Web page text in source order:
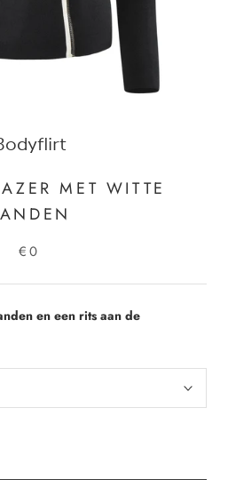
MET WITTE
€0
en een rits aan de